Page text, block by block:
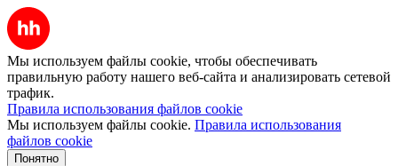
Мы используем файлы cookie, чтобы обеспечивать
правильную работу нашего веб-сайта и анализировать сетевой
трафик.
Правила использования файлов cookie
Мы используем файлы cookie. Правила использования
файлов cookie
Понятно